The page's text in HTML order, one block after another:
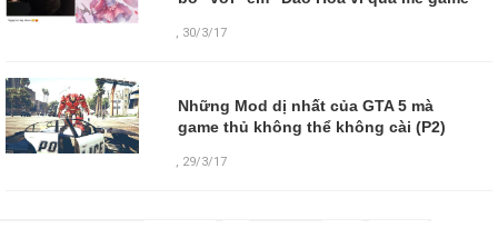
, 30/3/17
Những Mod dị nhất của GTA 5 mà
game thủ không thể không cài (P2)
, 29/3/17